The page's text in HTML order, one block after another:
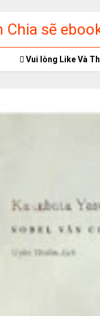
Chia sẽ
tập miễn phí
Vui lòng Like Và